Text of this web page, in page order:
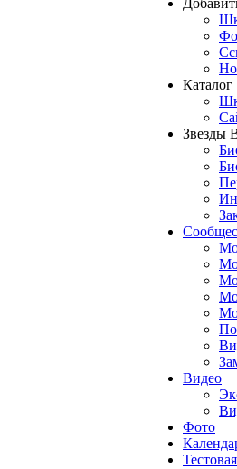
Каталог
Звезды
Видео
Фото